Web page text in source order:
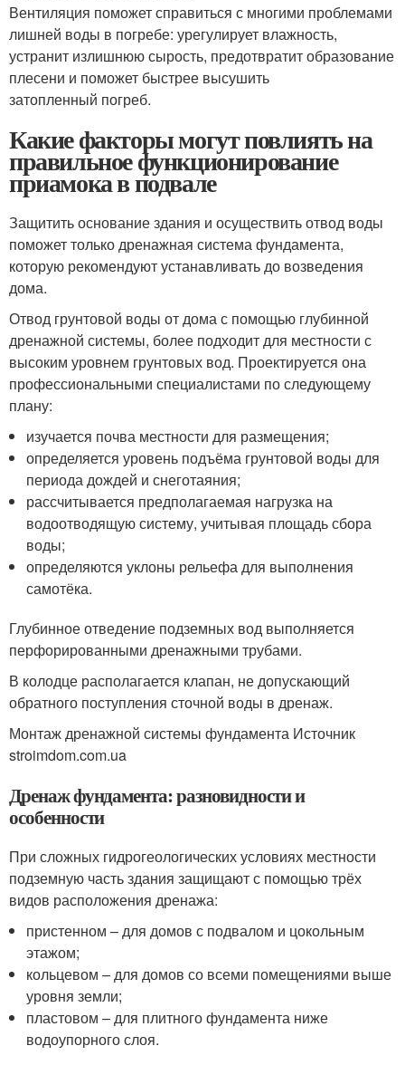
Вентиляция поможет справиться с многими проблемами
лишней воды в погребе: урегулирует влажность,
устранит излишнюю сырость, предотвратит образование
плесени и поможет быстрее высушить
затопленный погреб.
Какие факторы могут повлиять на
правильное функционирование
приамока в подвале
Защитить основание здания и осуществить отвод воды
поможет только дренажная система фундамента,
которую рекомендуют устанавливать до возведения
дома.
Отвод грунтовой воды от дома с помощью глубинной
дренажной системы, более подходит для местности с
высоким уровнем грунтовых вод. Проектируется она
профессиональными специалистами по следующему
плану:
изучается почва местности для размещения;
определяется уровень подъёма грунтовой воды для
периода дождей и снеготаяния;
рассчитывается предполагаемая нагрузка на
водоотводящую систему, учитывая площадь сбора
воды;
определяются уклоны рельефа для выполнения
самотёка.
Глубинное отведение подземных вод выполняется
перфорированными дренажными трубами.
В колодце располагается клапан, не допускающий
обратного поступления сточной воды в дренаж.
Монтаж дренажной системы фундамента Источник
stroimdom.com.ua
Дренаж фундамента: разновидности и
особенности
При сложных гидрогеологических условиях местности
подземную часть здания защищают с помощью трёх
видов расположения дренажа:
пристенном – для домов с подвалом и цокольным
этажом;
кольцевом – для домов со всеми помещениями выше
уровня земли;
пластовом – для плитного фундамента ниже
водоупорного слоя.